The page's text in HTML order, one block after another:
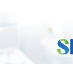
美好實踐。